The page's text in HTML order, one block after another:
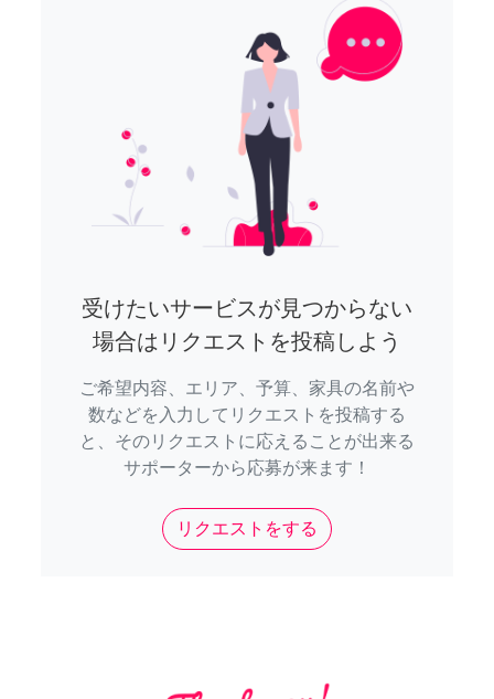
受けたいサービスが見つからない
場合はリクエストを投稿しよう
ご希望内容、エリア、予算、家具の名前や
数などを入力してリクエストを投稿する
と、そのリクエストに応えることが出来る
サポーターから応募が来ます！
リクエストをする